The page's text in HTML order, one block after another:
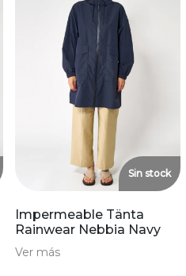
Sin stock
Impermeable Tänta
Rainwear Nebbia Navy
Ver más